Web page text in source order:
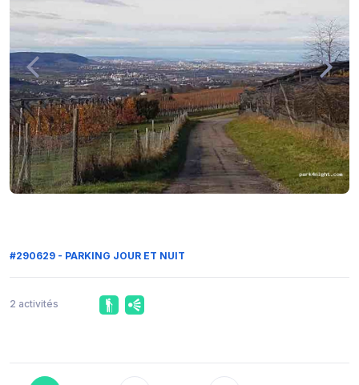
#290629 - PARKING JOUR ET NUIT
2 activités